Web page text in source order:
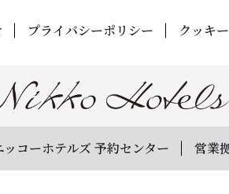
プライバシーポリシー クッキ
ッコーホテルズ 予約センター 営業